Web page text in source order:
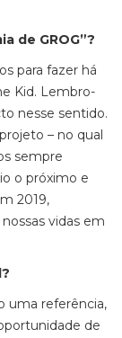
de GROG”?
para fazer há
Kid. Lembro-
nesse sentido.
– no qual
sempre
o próximo e
2019,
vidas em
uma referência,
de